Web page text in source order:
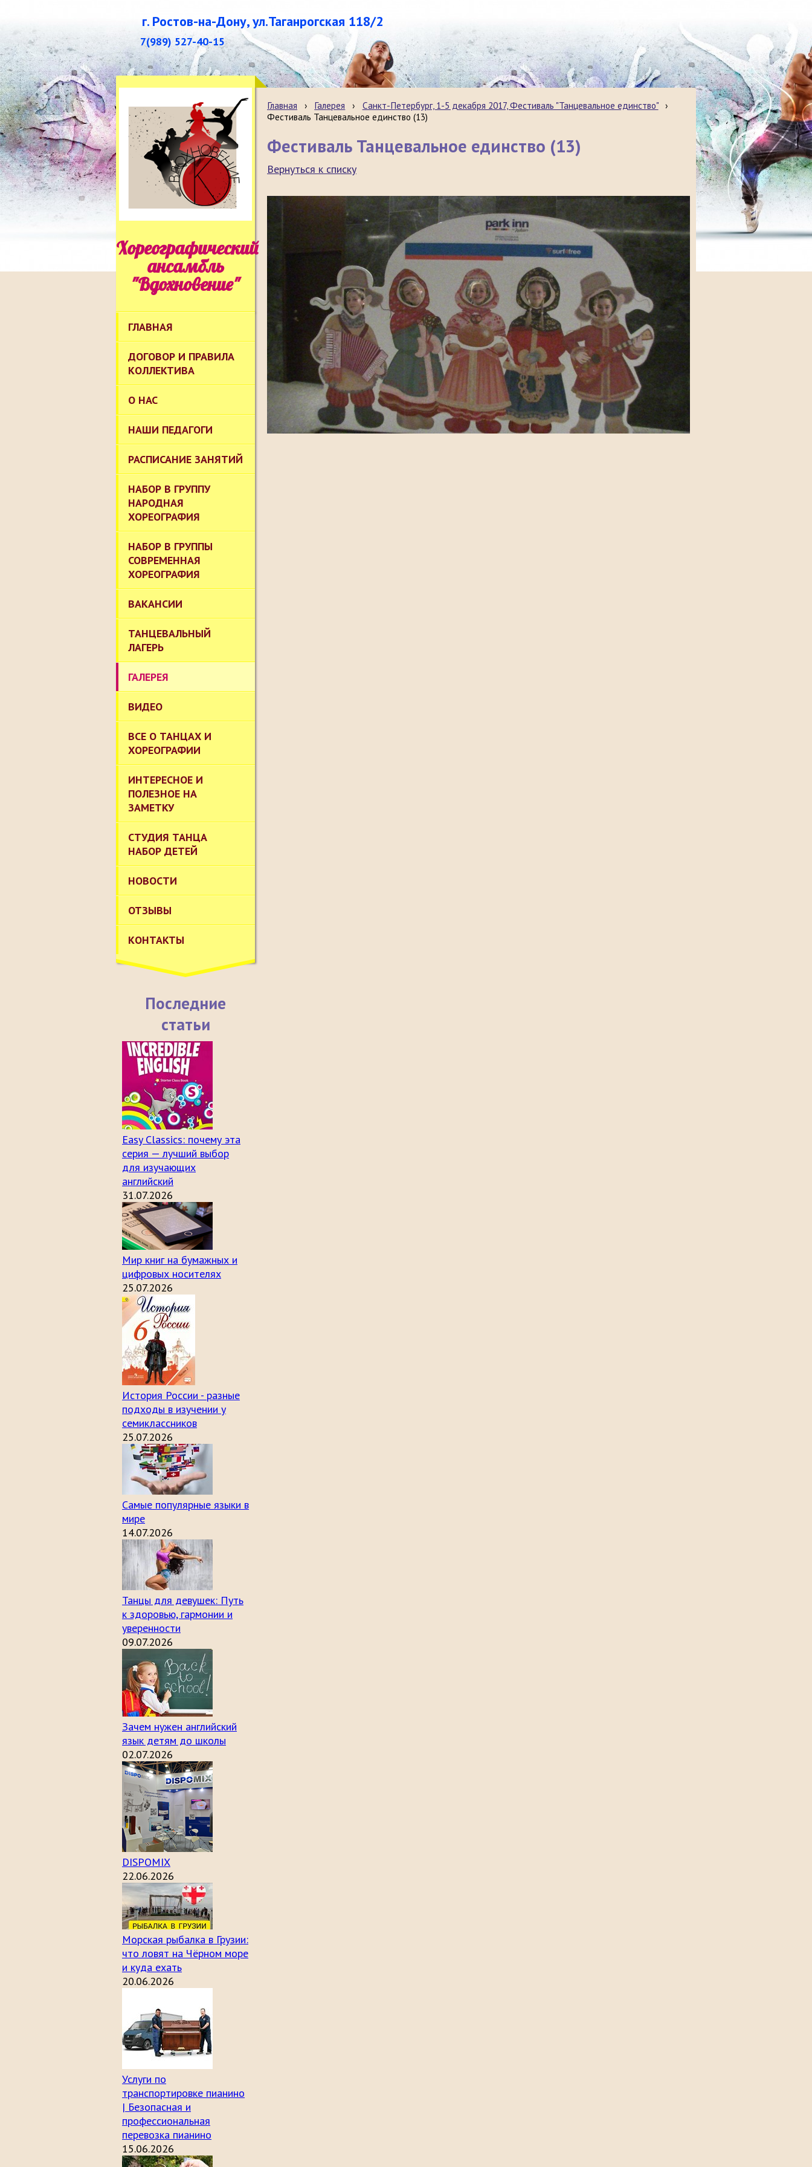
г. Ростов-на-Дону, ул.Таганрогская 118/2
7(989) 527-40-15
Хореографический
ансамбль
"Вдохновение"
ГЛАВНАЯ
ДОГОВОР И ПРАВИЛА
КОЛЛЕКТИВА
О НАС
НАШИ ПЕДАГОГИ
РАСПИСАНИЕ ЗАНЯТИЙ
НАБОР В ГРУППУ
НАРОДНАЯ
ХОРЕОГРАФИЯ
НАБОР В ГРУППЫ
СОВРЕМЕННАЯ
ХОРЕОГРАФИЯ
ВАКАНСИИ
ТАНЦЕВАЛЬНЫЙ
ЛАГЕРЬ
ГАЛЕРЕЯ
ВИДЕО
ВСЕ О ТАНЦАХ И
ХОРЕОГРАФИИ
ИНТЕРЕСНОЕ И
ПОЛЕЗНОЕ НА
ЗАМЕТКУ
СТУДИЯ ТАНЦА
НАБОР ДЕТЕЙ
НОВОСТИ
ОТЗЫВЫ
КОНТАКТЫ
Последние
статьи
Easy Classics: почему эта
серия — лучший выбор
для изучающих
английский
31.07.2026
Мир книг на бумажных и
цифровых носителях
25.07.2026
История России - разные
подходы в изучении у
семиклассников
25.07.2026
Самые популярные языки в
мире
14.07.2026
Танцы для девушек: Путь
к здоровью, гармонии и
уверенности
09.07.2026
Зачем нужен английский
язык детям до школы
02.07.2026
DISPOMIX
22.06.2026
Морская рыбалка в Грузии:
что ловят на Чёрном море
и куда ехать
20.06.2026
Услуги по
транспортировке пианино
| Безопасная и
профессиональная
перевозка пианино
15.06.2026
Главная › Галерея › Санкт-Петербург, 1-5 декабря 2017, Фестиваль "Танцевальное единство" ›
Фестиваль Танцевальное единство (13)
Фестиваль Танцевальное единство (13)
Вернуться к списку